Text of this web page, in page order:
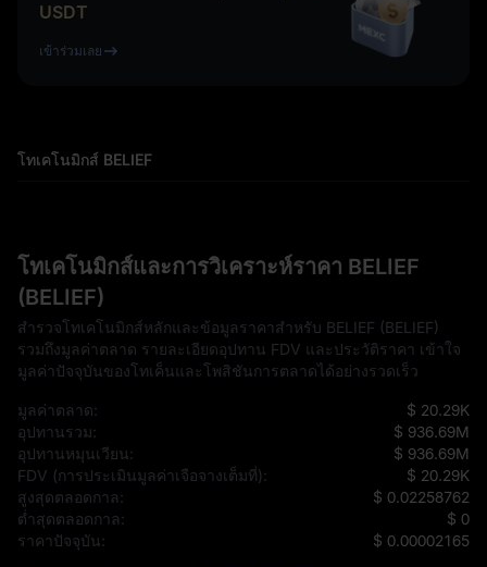
USDT
เข้าร่วมเลย
โทเคโนมิกส์ BELIEF
โทเคโนมิกส์และการวิเคราะห์ราคา BELIEF
(BELIEF)
สำรวจโทเคโนมิกส์หลักและข้อมูลราคาสำหรับ BELIEF (BELIEF)
รวมถึงมูลค่าตลาด รายละเอียดอุปทาน FDV และประวัติราคา เข้าใจ
มูลค่าปัจจุบันของโทเค็นและโพสิชันการตลาดได้อย่างรวดเร็ว
มูลค่าตลาด:
$ 20.29K
อุปทานรวม:
$ 936.69M
อุปทานหมุนเวียน:
$ 936.69M
FDV (การประเมินมูลค่าเจือจางเต็มที่):
$ 20.29K
สูงสุดตลอดกาล:
$ 0.02258762
ต่ำสุดตลอดกาล:
$ 0
ราคาปัจจุบัน:
$ 0.00002165